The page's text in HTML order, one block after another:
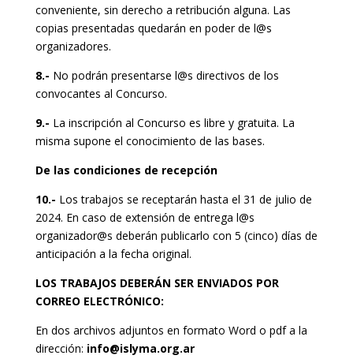
conveniente, sin derecho a retribución alguna. Las
copias presentadas quedarán en poder de l@s
organizadores.
8.- No podrán presentarse l@s directivos de los
convocantes al Concurso.
9.- La inscripción al Concurso es libre y gratuita. La
misma supone el conocimiento de las bases.
De las condiciones de recepción
10.- Los trabajos se receptarán hasta el 31 de julio de
2024. En caso de extensión de entrega l@s
organizador@s deberán publicarlo con 5 (cinco) días de
anticipación a la fecha original.
LOS TRABAJOS DEBERÁN SER ENVIADOS POR
CORREO ELECTRÓNICO:
En dos archivos adjuntos en formato Word o pdf a la
dirección: info@islyma.org.ar